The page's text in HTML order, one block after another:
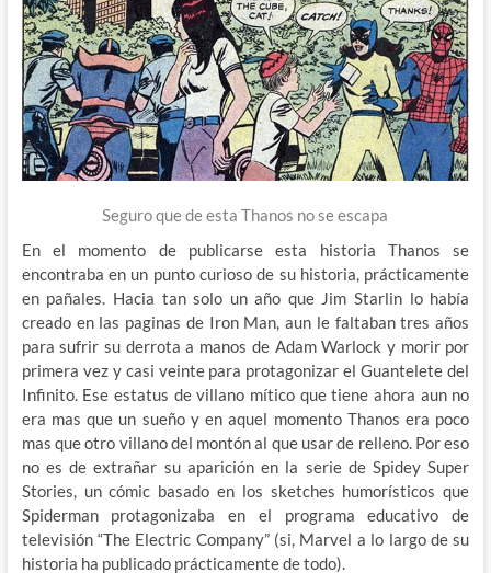
Seguro que de esta Thanos no se escapa
En el momento de publicarse esta historia Thanos se
encontraba en un punto curioso de su historia, prácticamente
en pañales. Hacia tan solo un año que Jim Starlin lo había
creado en las paginas de Iron Man, aun le faltaban tres años
para sufrir su derrota a manos de Adam Warlock y morir por
primera vez y casi veinte para protagonizar el Guantelete del
Infinito. Ese estatus de villano mítico que tiene ahora aun no
era mas que un sueño y en aquel momento Thanos era poco
mas que otro villano del montón al que usar de relleno. Por eso
no es de extrañar su aparición en la serie de Spidey Super
Stories, un cómic basado en los sketches humorísticos que
Spiderman protagonizaba en el programa educativo de
televisión “The Electric Company” (si, Marvel a lo largo de su
historia ha publicado prácticamente de todo).